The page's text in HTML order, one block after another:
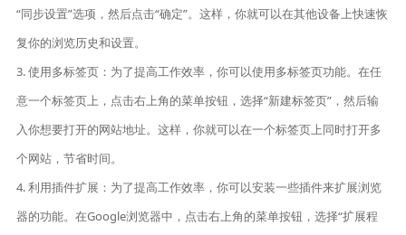
“同步设置”选项，然后点击“确定”。这样，你就可以在其他设备上快速恢
复你的浏览历史和设置。
3. 使用多标签页：为了提高工作效率，你可以使用多标签页功能。在任
意一个标签页上，点击右上角的菜单按钮，选择“新建标签页”，然后输
入你想要打开的网站地址。这样，你就可以在一个标签页上同时打开多
个网站，节省时间。
4. 利用插件扩展：为了提高工作效率，你可以安装一些插件来扩展浏览
器的功能。在Google浏览器中，点击右上角的菜单按钮，选择“扩展程